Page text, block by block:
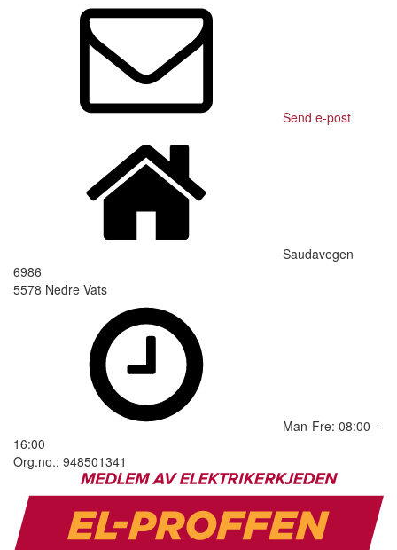
Send e-post
Saudavegen
6986
5578 Nedre Vats
Man-Fre: 08:00 -
16:00
Org.no.: 948501341